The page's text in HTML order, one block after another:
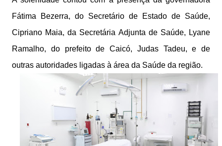
Fátima Bezerra, do Secretário de Estado de Saúde,
Cipriano Maia, da Secretária Adjunta de Saúde, Lyane
Ramalho, do prefeito de Caicó, Judas Tadeu, e de
outras autoridades ligadas à área da Saúde da região.